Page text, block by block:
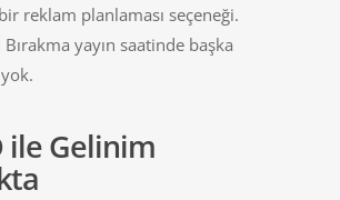
reklam planlaması seçeneği.
yayın saatinde başka
ile Gelinim